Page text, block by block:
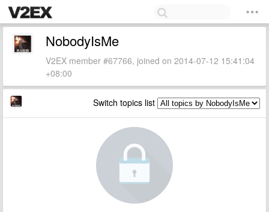
NobodyIsMe
V2EX member #67766, joined on 2014-07-12 15:41:04
+08:00
Switch topics list